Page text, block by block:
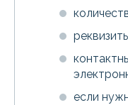
если